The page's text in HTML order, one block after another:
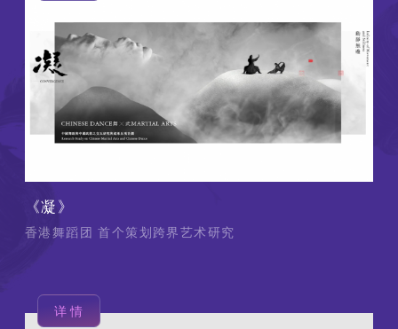
《凝》
香港舞蹈团 首个策划跨界艺术研究
详情